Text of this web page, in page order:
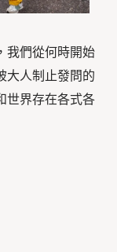
我們從何時開始
大人制止發問的
世界存在各式各